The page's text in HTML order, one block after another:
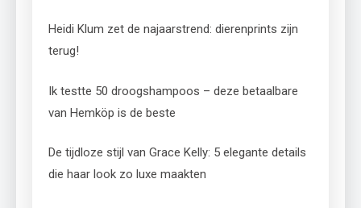
Heidi Klum zet de najaarstrend: dierenprints zijn
terug!
Ik testte 50 droogshampoos – deze betaalbare
van Hemköp is de beste
De tijdloze stijl van Grace Kelly: 5 elegante details
die haar look zo luxe maakten